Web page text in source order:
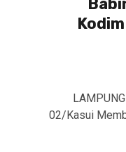
02/Kasui